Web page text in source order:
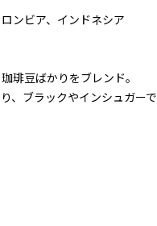
ンビア、インドネシア
琲豆ばかりをブレンド。
、ブラックやインシュガーで